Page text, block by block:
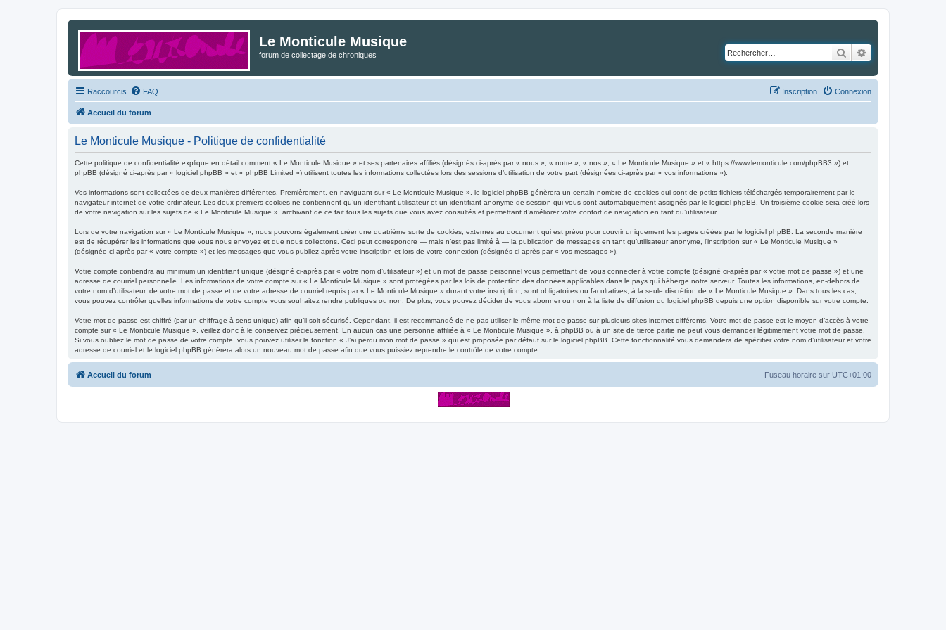
Le Monticule Musique
forum de collectage de chroniques Rechercher
Raccourcis FAQ Connexion
Inscription
Accueil du forum
Le Monticule Musique - Politique de confidentialité
Cette politique de confidentialité explique en détail comment « Le Monticule Musique » et ses partenaires affiliés (désignés ci-après par « nous », « notre », « nos », « Le Monticule Musique » et « https://www.lemonticule.com/phpBB3 ») et
phpBB (désigné ci-après par « logiciel phpBB » et « phpBB Limited ») utilisent toutes les informations collectées lors des sessions d’utilisation de votre part (désignées ci-après par « vos informations »).
Vos informations sont collectées de deux manières différentes. Premièrement, en naviguant sur « Le Monticule Musique », le logiciel phpBB génèrera un certain nombre de cookies qui sont de petits fichiers téléchargés temporairement par le
navigateur internet de votre ordinateur. Les deux premiers cookies ne contiennent qu’un identifiant utilisateur et un identifiant anonyme de session qui vous sont automatiquement assignés par le logiciel phpBB. Un troisième cookie sera créé lors
de votre navigation sur les sujets de « Le Monticule Musique », archivant de ce fait tous les sujets que vous avez consultés et permettant d’améliorer votre confort de navigation en tant qu’utilisateur.
Lors de votre navigation sur « Le Monticule Musique », nous pouvons également créer une quatrième sorte de cookies, externes au document qui est prévu pour couvrir uniquement les pages créées par le logiciel phpBB. La seconde manière
est de récupérer les informations que vous nous envoyez et que nous collectons. Ceci peut correspondre — mais n’est pas limité à — la publication de messages en tant qu’utilisateur anonyme, l’inscription sur « Le Monticule Musique »
(désignée ci-après par « votre compte ») et les messages que vous publiez après votre inscription et lors de votre connexion (désignés ci-après par « vos messages »).
Votre compte contiendra au minimum un identifiant unique (désigné ci-après par « votre nom d’utilisateur ») et un mot de passe personnel vous permettant de vous connecter à votre compte (désigné ci-après par « votre mot de passe ») et une
adresse de courriel personnelle. Les informations de votre compte sur « Le Monticule Musique » sont protégées par les lois de protection des données applicables dans le pays qui héberge notre serveur. Toutes les informations, en-dehors de
votre nom d’utilisateur, de votre mot de passe et de votre adresse de courriel requis par « Le Monticule Musique » durant votre inscription, sont obligatoires ou facultatives, à la seule discrétion de « Le Monticule Musique ». Dans tous les cas,
vous pouvez contrôler quelles informations de votre compte vous souhaitez rendre publiques ou non. De plus, vous pouvez décider de vous abonner ou non à la liste de diffusion du logiciel phpBB depuis une option disponible sur votre compte.
Votre mot de passe est chiffré (par un chiffrage à sens unique) afin qu’il soit sécurisé. Cependant, il est recommandé de ne pas utiliser le même mot de passe sur plusieurs sites internet différents. Votre mot de passe est le moyen d’accès à votre
compte sur « Le Monticule Musique », veillez donc à le conservez précieusement. En aucun cas une personne affiliée à « Le Monticule Musique », à phpBB ou à un site de tierce partie ne peut vous demander légitimement votre mot de passe.
Si vous oubliez le mot de passe de votre compte, vous pouvez utiliser la fonction « J’ai perdu mon mot de passe » qui est proposée par défaut sur le logiciel phpBB. Cette fonctionnalité vous demandera de spécifier votre nom d’utilisateur et votre
adresse de courriel et le logiciel phpBB générera alors un nouveau mot de passe afin que vous puissiez reprendre le contrôle de votre compte.
Accueil du forum Fuseau horaire sur UTC+01:00